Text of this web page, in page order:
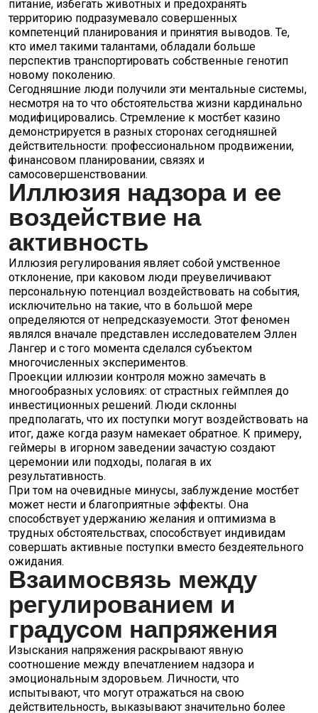
питание, избегать животных и предохранять
территорию подразумевало совершенных
компетенций планирования и принятия выводов. Те,
кто имел такими талантами, обладали больше
перспектив транспортировать собственные генотип
новому поколению.
Сегодняшние люди получили эти ментальные системы,
несмотря на то что обстоятельства жизни кардинально
модифицировались. Стремление к мостбет казино
демонстрируется в разных сторонах сегодняшней
действительности: профессиональном продвижении,
финансовом планировании, связях и
самосовершенствовании.
Иллюзия надзора и ее
воздействие на
активность
Иллюзия регулирования являет собой умственное
отклонение, при каковом люди преувеличивают
персональную потенциал воздействовать на события,
исключительно на такие, что в большой мере
определяются от непредсказуемости. Этот феномен
являлся вначале представлен исследователем Эллен
Лангер и с того момента сделался субъектом
многочисленных экспериментов.
Проекции иллюзии контроля можно замечать в
многообразных условиях: от страстных геймплея до
инвестиционных решений. Люди склонны
предполагать, что их поступки могут воздействовать на
итог, даже когда разум намекает обратное. К примеру,
геймеры в игорном заведении зачастую создают
церемонии или подходы, полагая в их
результативность.
При том на очевидные минусы, заблуждение мостбет
может нести и благоприятные эффекты. Она
способствует удержанию желания и оптимизма в
трудных обстоятельствах, способствует индивидам
совершать активные поступки вместо бездеятельного
ожидания.
Взаимосвязь между
регулированием и
градусом напряжения
Изыскания напряжения раскрывают явную
соотношение между впечатлением надзора и
эмоциональным здоровьем. Личности, что
испытывают, что могут отражаться на свою
действительность, выказывают значительно более